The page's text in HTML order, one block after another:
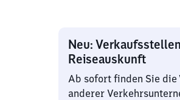
Neu:
Reiseauskunft
Ab sofort finden Sie die
anderer